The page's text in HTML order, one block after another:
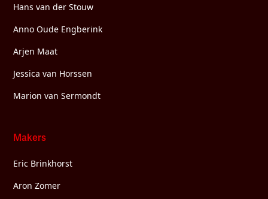
Hans van der Stouw
Anno Oude Engberink
Arjen Maat
Jessica van Horssen
Marion van Sermondt
Makers
Eric Brinkhorst
Aron Zomer